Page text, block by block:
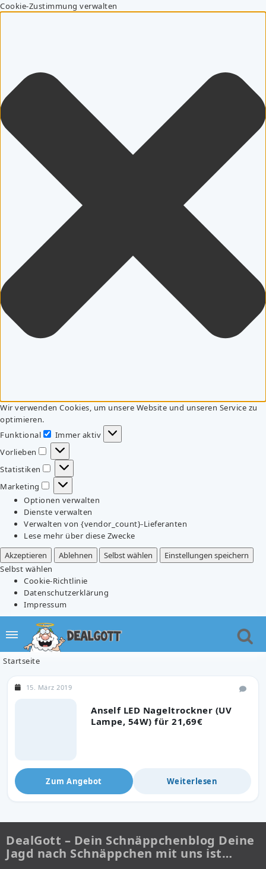
Cookie-Zustimmung verwalten
Wir verwenden Cookies, um unsere Website und unseren Service zu
optimieren.
Funktional
Funktional
Immer aktiv
Vorlieben
Vorlieben
Statistiken
Statistiken
Marketing
Marketing
Optionen verwalten
Dienste verwalten
Verwalten von {vendor_count}-Lieferanten
Lese mehr über diese Zwecke
Akzeptieren
Ablehnen Selbst wählen
Einstellungen speichern
Selbst wählen
Cookie-Richtlinie
Datenschutzerklärung
Impressum
Startseite
Anself LED Nageltrockner (UV
Lampe, 54W) für 21,69€
15. März 2019
Zum Angebot Weiterlesen
DealGott – Dein Schnäppchenblog Deine
Jagd nach Schnäppchen mit uns ist…